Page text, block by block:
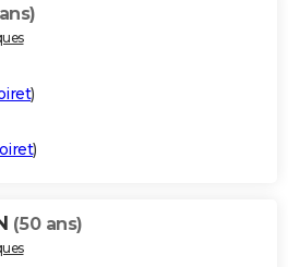
)
)
(50 ans)